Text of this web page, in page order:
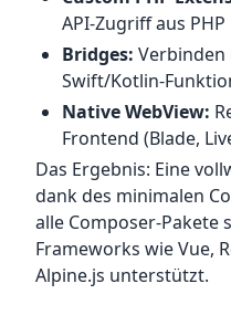
API-Zugriff aus PHP
Bridges: Verbinden
Swift/Kotlin-
Native WebView:
Frontend (Blade,
Das Ergebnis: Eine
dank des minimalen
alle Composer-Pakete
Frameworks wie Vue,
Alpine.js unterstützt.